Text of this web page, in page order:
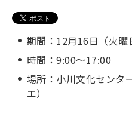
期間：12月16日（火曜
時間：9:00～17:00
場所：小川文化センタ
エ）